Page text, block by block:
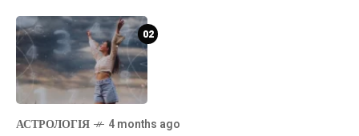
02
АСТРОЛОГІЯ 4 months ago